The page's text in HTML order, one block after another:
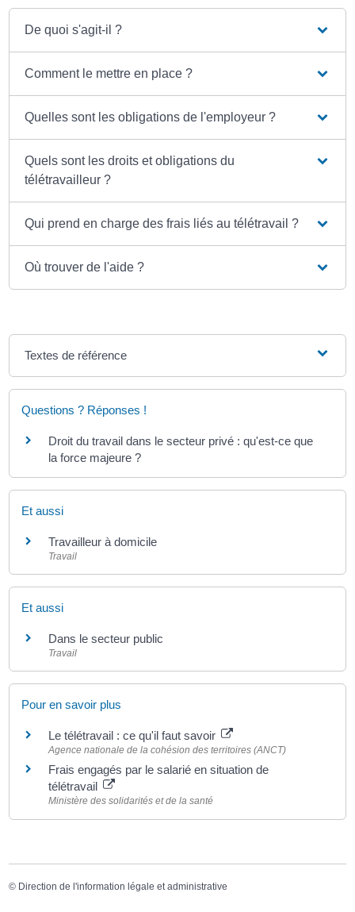
De quoi s'agit-il ?
Comment le mettre en place ?
Quelles sont les obligations de l'employeur ?
Quels sont les droits et obligations du
télétravailleur ?
Qui prend en charge des frais liés au télétravail ?
Où trouver de l'aide ?
Textes de référence
Questions ? Réponses !
Droit du travail dans le secteur privé : qu'est-ce que
la force majeure ?
Et aussi
Travailleur à domicile
Travail
Et aussi
Dans le secteur public
Travail
Pour en savoir plus
Le télétravail : ce qu'il faut savoir
Agence nationale de la cohésion des territoires (ANCT)
Frais engagés par le salarié en situation de
télétravail
Ministère des solidarités et de la santé
© Direction de l'information légale et administrative